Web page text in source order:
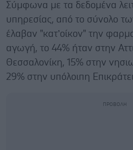
Σύμφωνα με τα δεδομένα
υπηρεσίας, από το σύνολο
έλαβαν "κατ’οίκον" την
αγωγή, το 44% ήταν στην
Θεσσαλονίκη, 15% στην
29% στην υπόλοιπη